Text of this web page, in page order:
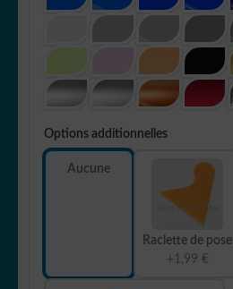
Options additionnelles
Aucune
Raclette de pose
+1,99 €